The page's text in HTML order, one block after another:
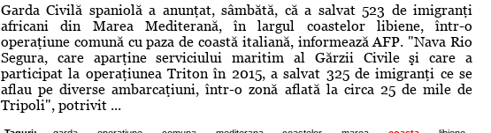
Garda Civilă spaniolă a anunţat, sâmbătă, că a salvat 523 de imigranţi
africani din Marea Mediterană, în largul coastelor libiene, într-o
operaţiune comună cu paza de coastă italiană, informează AFP. "Nava Rio
Segura, care aparţine serviciului maritim al Gărzii Civile şi care a
participat la operaţiunea Triton în 2015, a salvat 325 de imigranţi ce se
aflau pe diverse ambarcaţiuni, într-o zonă aflată la circa 25 de mile de
Tripoli", potrivit ...